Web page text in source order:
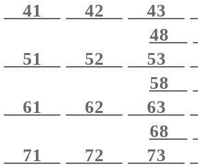
41
42
43
48
51
52
53
58
61
62
63
68
71
72
73